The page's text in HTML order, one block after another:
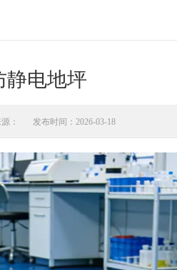
静电地坪
： 发布时间：2026-03-18